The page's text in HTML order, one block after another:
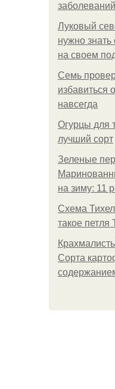
Луковый
нужно
на своем
Семь
избавиться
навсегда
Огурцы для
лучший сорт
Зеленые
на зиму: 11
Схема
такое петля
Сорта